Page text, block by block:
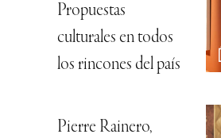
Propuestas
culturales en todos
los rincones del país
Pierre Rainero,